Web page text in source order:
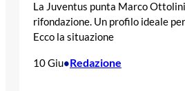
La Juventus punta Marco
rifondazione. Un profilo ideale
Ecco la situazione
10 Giu•Redazione